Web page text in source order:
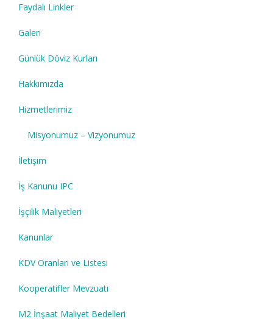
Faydalı Linkler
Galeri
Günlük Döviz Kurları
Hakkımızda
Hizmetlerimiz
Misyonumuz – Vizyonumuz
İletişim
İş Kanunu IPC
İşçilik Maliyetleri
Kanunlar
KDV Oranları ve Listesi
Kooperatifler Mevzuatı
M2 İnşaat Maliyet Bedelleri